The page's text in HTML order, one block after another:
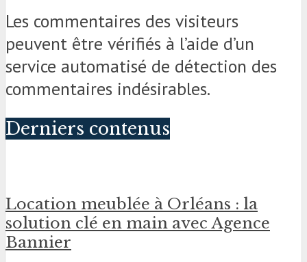
Les commentaires des visiteurs
peuvent être vérifiés à l’aide d’un
service automatisé de détection des
commentaires indésirables.
Derniers contenus
Location meublée à Orléans : la
solution clé en main avec Agence
Bannier